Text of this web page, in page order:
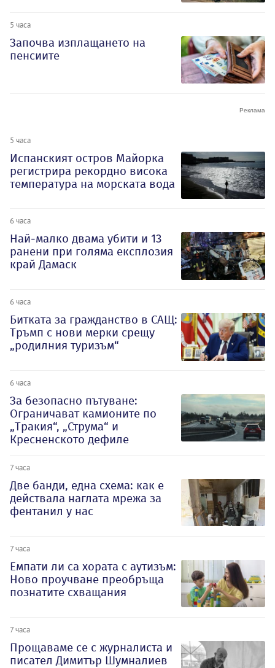
5 часа
Започва изплащането на
пенсиите
5 часа
Испанският остров Майорка
регистрира рекордно висока
температура на морската вода
6 часа
Най-малко двама убити и 13
ранени при голяма експлозия
край Дамаск
6 часа
Битката за гражданство в САЩ:
Тръмп с нови мерки срещу
„родилния туризъм“
6 часа
За безопасно пътуване:
Ограничават камионите по
„Тракия“, „Струма“ и
Кресненското дефиле
7 часа
Две банди, една схема: как е
действала наглата мрежа за
фентанил у нас
7 часа
Емпати ли са хората с аутизъм:
Ново проучване преобръща
познатите схващания
7 часа
Прощаваме се с журналиста и
писател Димитър Шумналиев